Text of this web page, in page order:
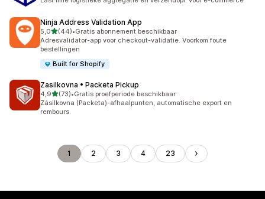
Ninja Address Validation App
5,0van 5 sterren
(44)
44 recensies in totaal
•Gratis abonnement beschikbaar
Adresvalidator-app voor checkout-validatie. Voorkom foute
bestellingen
Built for Shopify
Zasilkovna • Packeta Pickup
4,9van 5 sterren
(73)
73 recensies in totaal
•Gratis proefperiode beschikbaar
Zásilkovna (Packeta)-afhaalpunten, automatische export en
rembours.
1 2 3 4 23